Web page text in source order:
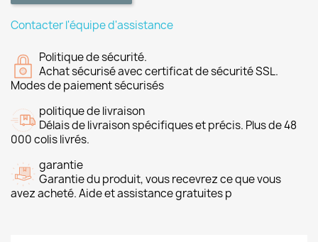
Contacter l'équipe d'assistance
Politique de sécurité.
Achat sécurisé avec certificat de sécurité SSL.
Modes de paiement sécurisés
politique de livraison
Délais de livraison spécifiques et précis. Plus de 48
000 colis livrés.
garantie
Garantie du produit, vous recevrez ce que vous
avez acheté. Aide et assistance gratuites p